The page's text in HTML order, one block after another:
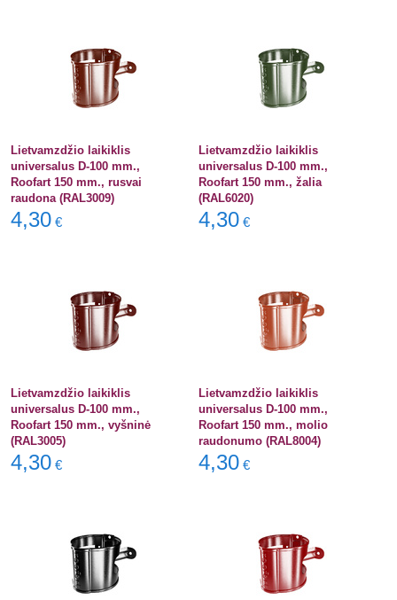
Lietvamzdžio laikiklis
universalus D-100 mm.,
Roofart 150 mm., rusvai
raudona (RAL3009)
4,30 €
Lietvamzdžio laikiklis
universalus D-100 mm.,
Roofart 150 mm., žalia
(RAL6020)
4,30 €
Lietvamzdžio laikiklis
universalus D-100 mm.,
Roofart 150 mm., vyšninė
(RAL3005)
4,30 €
Lietvamzdžio laikiklis
universalus D-100 mm.,
Roofart 150 mm., molio
raudonumo (RAL8004)
4,30 €